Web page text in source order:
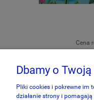
Cena
Dbamy o
Pliki cookies i pokrewne im
działanie strony i